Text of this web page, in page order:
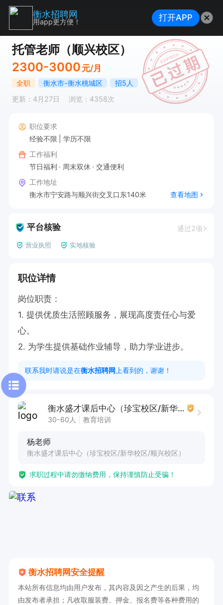
托管老师（顺兴校区）
2300-3000 元/月
全职 衡水市-衡水桃城区
招5人
更新：4月27日
浏览：4358次
职位要求
经验不限
学历不限
工作福利
节日福利
周末双休
交通便利
工作地址
衡水市宁安路与顺兴街交叉口东140米
查看地图
平台核验 通过2项
营业执照 实地核验
职位详情
岗位职责：
1. 提供优质生活照顾服务，展现高度责任心与爱
心。
2. 为学生提供基础作业辅导，助力学业进步。
联系我时请说是在衡水招聘网 上看到的，谢谢！
衡水盛才课后中心（珍宝校区/新华校区/顺兴校区）
30-60人 教育培训
杨老师
衡水盛才课后中心（珍宝校区/新华校区/顺兴校区）
求职过程中请勿缴纳费用，保持谨慎防止受骗！
衡水招聘网安全提醒
本站所有信息均由用户发布，其内容及因之产生的后果，均
由发布者承担；凡收取服装费、押金、报名费等各种费用的
衡水招聘网
用app更方便！ 打开APP